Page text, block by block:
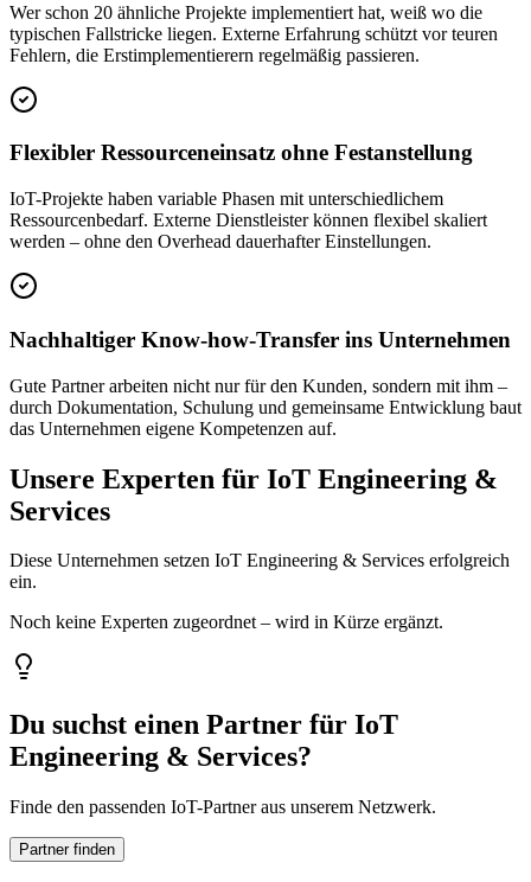
Wer schon 20 ähnliche Projekte implementiert hat, weiß wo die
typischen Fallstricke liegen. Externe Erfahrung schützt vor teuren
Fehlern, die Erstimplementierern regelmäßig passieren.
Flexibler Ressourceneinsatz ohne Festanstellung
IoT-Projekte haben variable Phasen mit unterschiedlichem
Ressourcenbedarf. Externe Dienstleister können flexibel skaliert
werden – ohne den Overhead dauerhafter Einstellungen.
Nachhaltiger Know-how-Transfer ins Unternehmen
Gute Partner arbeiten nicht nur für den Kunden, sondern mit ihm –
durch Dokumentation, Schulung und gemeinsame Entwicklung baut
das Unternehmen eigene Kompetenzen auf.
Unsere Experten für IoT Engineering &
Services
Diese Unternehmen setzen IoT Engineering & Services erfolgreich
ein.
Noch keine Experten zugeordnet – wird in Kürze ergänzt.
Du suchst einen Partner für IoT
Engineering & Services?
Finde den passenden IoT-Partner aus unserem Netzwerk.
Partner finden